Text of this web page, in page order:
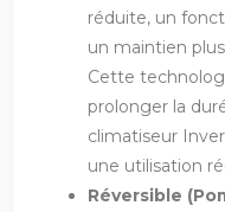
réduite, un
un maintien
Cette
prolonger la
climatiseur
une utilisation
Réversible